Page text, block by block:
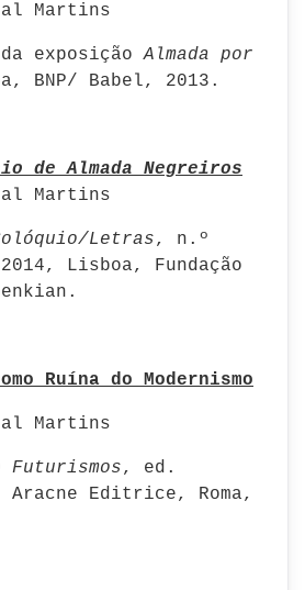
Martins
exposiçãoAlmada por
BNP/ Babel, 2013.
de Almada Negreiros
Martins
Letras, n.º
Lisboa, Fundação
Ruína do Modernismo
Martins
Futurismos, ed.
Aracne Editrice, Roma,